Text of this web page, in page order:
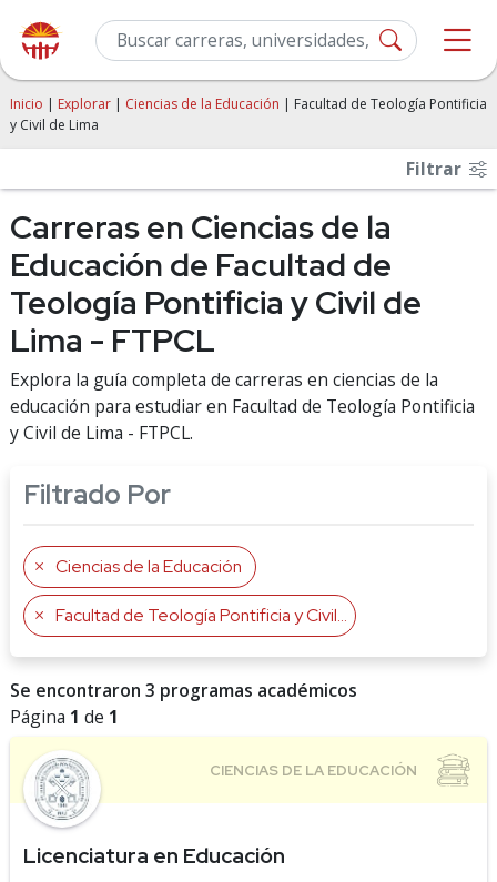
Inicio | Explorar | Ciencias de la Educación | Facultad de Teología Pontificia
y Civil de Lima
Filtrar
Carreras en Ciencias de la
Educación de Facultad de
Teología Pontificia y Civil de
Lima - FTPCL
Explora la guía completa de carreras en ciencias de la
educación para estudiar en Facultad de Teología Pontificia
y Civil de Lima - FTPCL.
Filtrado Por
Ciencias de la Educación
Facultad de Teología Pontificia y Civil de Lima
Se encontraron 3 programas académicos
Página 1 de 1
Licenciatura en Educación